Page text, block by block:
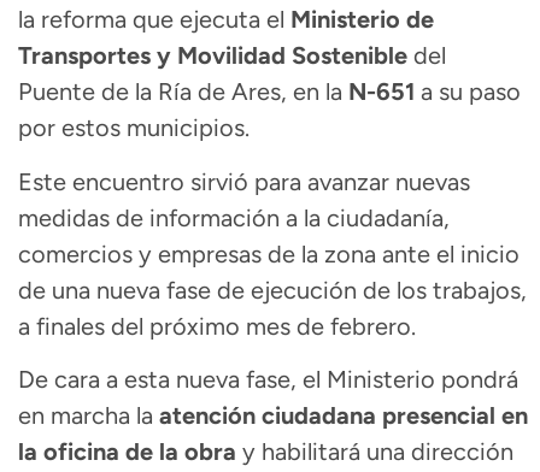
la reforma que ejecuta el Ministerio de
Transportes y Movilidad Sostenible del
Puente de la Ría de Ares, en la N-651 a su paso
por estos municipios.
Este encuentro sirvió para avanzar nuevas
medidas de información a la ciudadanía,
comercios y empresas de la zona ante el inicio
de una nueva fase de ejecución de los trabajos,
a finales del próximo mes de febrero.
De cara a esta nueva fase, el Ministerio pondrá
en marcha la atención ciudadana presencial en
la oficina de la obra y habilitará una dirección